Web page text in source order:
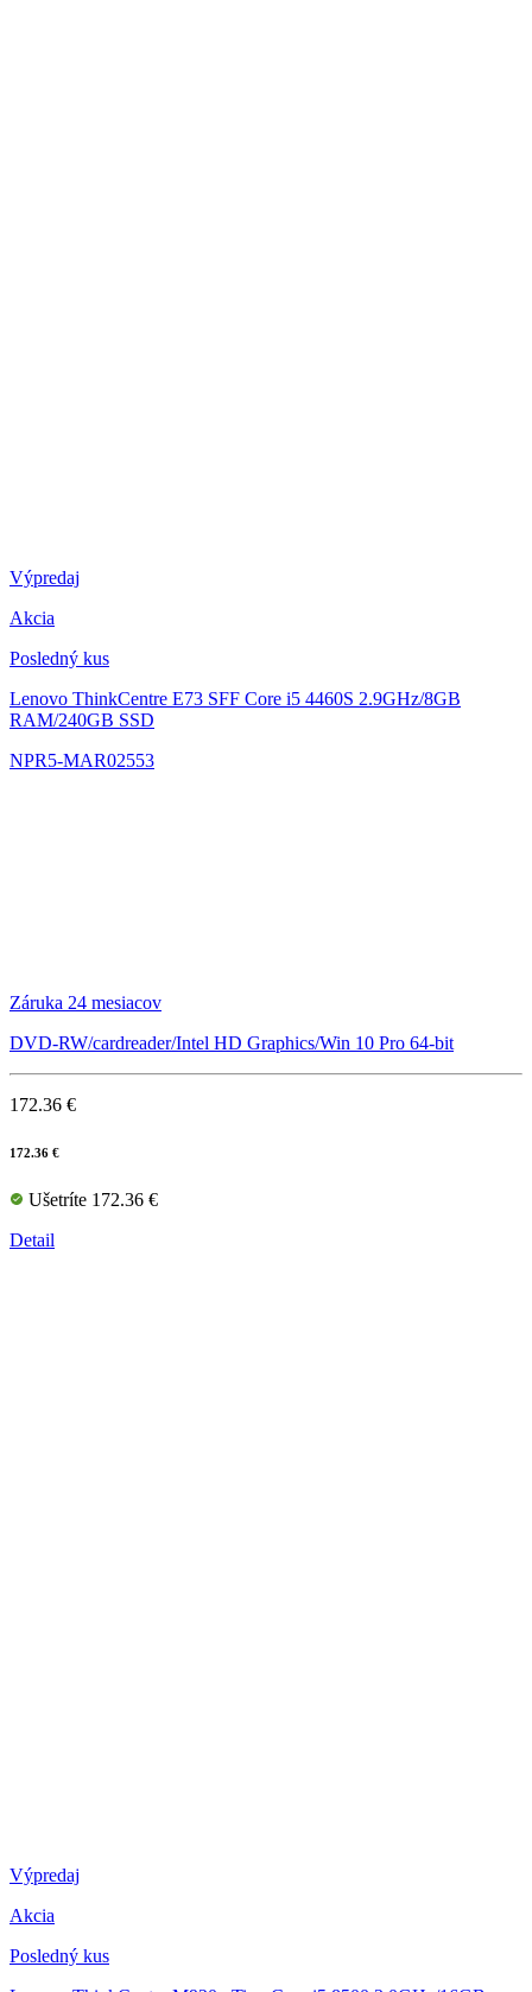
Výpredaj
Akcia
Posledný kus
Lenovo ThinkCentre E73 SFF Core i5 4460S 2.9GHz/8GB
RAM/240GB SSD
NPR5-MAR02553
Záruka 24 mesiacov
DVD-RW/cardreader/Intel HD Graphics/Win 10 Pro 64-bit
172.36 €
172.36 €
Ušetríte 172.36 €
Detail
Výpredaj
Akcia
Posledný kus